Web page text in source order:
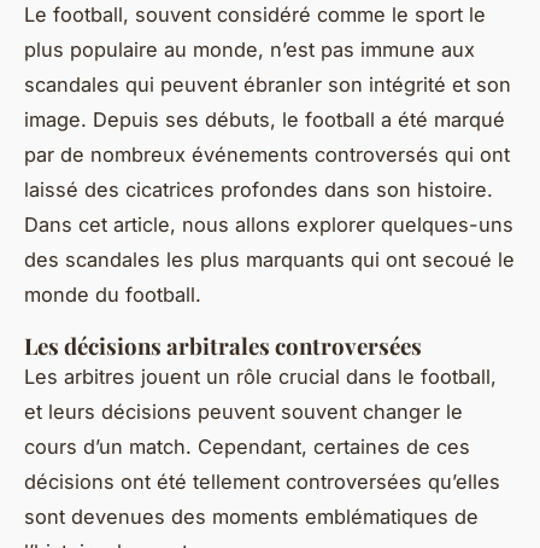
Le football, souvent considéré comme le sport le
plus populaire au monde, n’est pas immune aux
scandales qui peuvent ébranler son intégrité et son
image. Depuis ses débuts, le football a été marqué
par de nombreux événements controversés qui ont
laissé des cicatrices profondes dans son histoire.
Dans cet article, nous allons explorer quelques-uns
des scandales les plus marquants qui ont secoué le
monde du football.
Les décisions arbitrales controversées
Les arbitres jouent un rôle crucial dans le football,
et leurs décisions peuvent souvent changer le
cours d’un match. Cependant, certaines de ces
décisions ont été tellement controversées qu’elles
sont devenues des moments emblématiques de